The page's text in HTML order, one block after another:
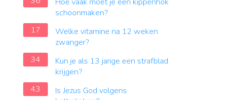
schoonmaken?
17
Welke vitamine na 12 weken
zwanger?
34
Kun je als 13 jarige een strafblad
krijgen?
43
Is Jezus God volgens